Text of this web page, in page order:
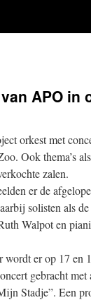
APO in
orkest met
Ook thema’s
zalen.
er de
solisten als
Walpot en
wordt er op 17 en
gebracht met
Stadje”. Een